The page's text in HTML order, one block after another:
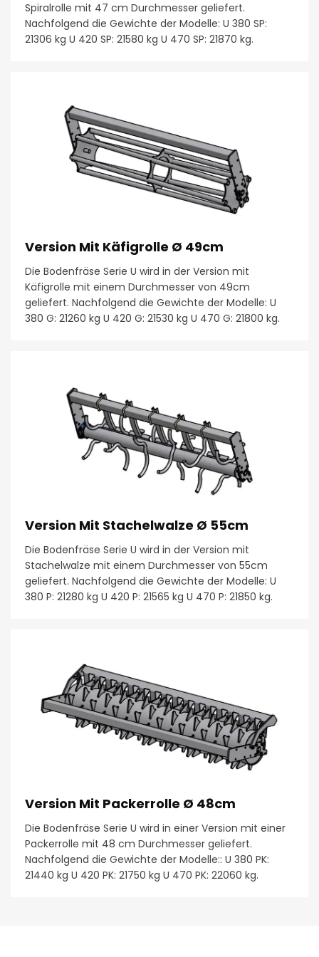
Spiralrolle mit 47 cm Durchmesser geliefert.
Nachfolgend die Gewichte der Modelle: U 380 SP:
21306 kg U 420 SP: 21580 kg U 470 SP: 21870 kg.
Version Mit Käfigrolle Ø 49cm
Die Bodenfräse Serie U wird in der Version mit
Käfigrolle mit einem Durchmesser von 49cm
geliefert. Nachfolgend die Gewichte der Modelle: U
380 G: 21260 kg U 420 G: 21530 kg U 470 G: 21800 kg.
Version Mit Stachelwalze Ø 55cm
Die Bodenfräse Serie U wird in der Version mit
Stachelwalze mit einem Durchmesser von 55cm
geliefert. Nachfolgend die Gewichte der Modelle: U
380 P: 21280 kg U 420 P: 21565 kg U 470 P: 21850 kg.
Version Mit Packerrolle Ø 48cm
Die Bodenfräse Serie U wird in einer Version mit einer
Packerrolle mit 48 cm Durchmesser geliefert.
Nachfolgend die Gewichte der Modelle:: U 380 PK:
21440 kg U 420 PK: 21750 kg U 470 PK: 22060 kg.